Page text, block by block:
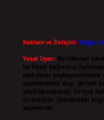
Reklam ve İletişim: Skype:
Yasal Uyarı: Bu internet
ile hiçbir bağlantısı
makaleler
taşımamakta olup, gerçek
yapılmamaktadır. Gerçek
tesadüfidir. Sitemizdeki
taşımazlar.